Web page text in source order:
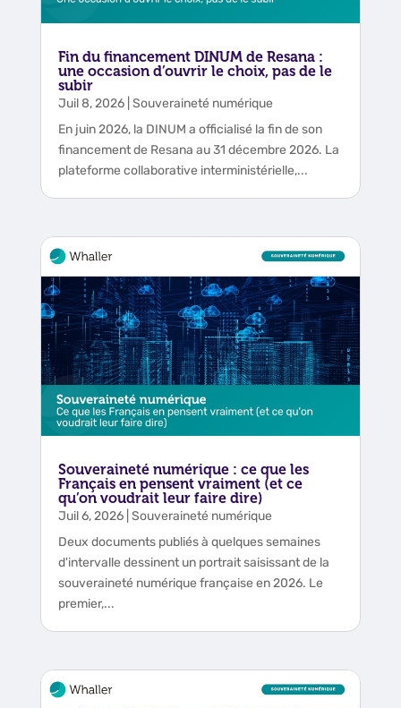
Fin du financement DINUM de Resana :
une occasion d’ouvrir le choix, pas de le
subir
Juil 8, 2026| Souveraineté numérique
En juin 2026, la DINUM a officialisé la fin de son
financement de Resana au 31 décembre 2026. La
plateforme collaborative interministérielle,...
Souveraineté numérique : ce que les
Français en pensent vraiment (et ce
qu’on voudrait leur faire dire)
Juil 6, 2026| Souveraineté numérique
Deux documents publiés à quelques semaines
d'intervalle dessinent un portrait saisissant de la
souveraineté numérique française en 2026. Le
premier,...